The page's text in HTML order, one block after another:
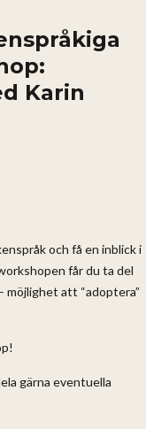
Karin
och få en inblick i
får du ta del
möjlighet att “adoptera”
gärna eventuella